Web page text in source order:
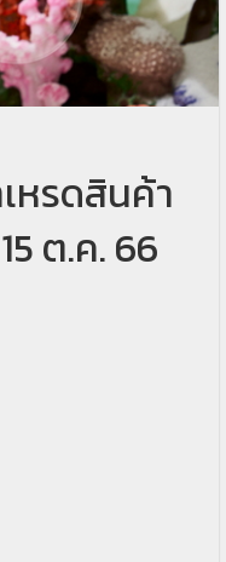
หรดสินค้า
ต.ค. 66